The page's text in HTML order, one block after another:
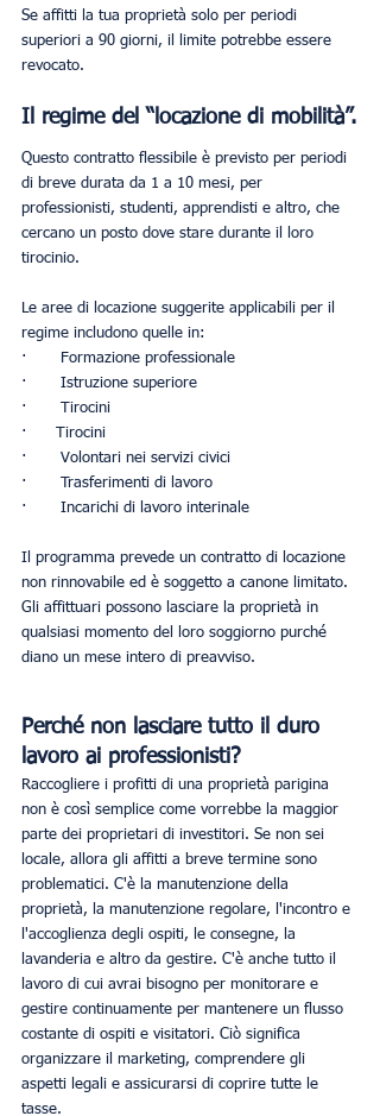
Se affitti la tua proprietà solo per periodi
superiori a 90 giorni, il limite potrebbe essere
revocato.
Il regime del “locazione di mobilità”.
Questo contratto flessibile è previsto per periodi
di breve durata da 1 a 10 mesi, per
professionisti, studenti, apprendisti e altro, che
cercano un posto dove stare durante il loro
tirocinio.
Le aree di locazione suggerite applicabili per il
regime includono quelle in:
·       Formazione professionale
·       Istruzione superiore
·       Tirocini
·      Tirocini
·       Volontari nei servizi civici
·       Trasferimenti di lavoro
·       Incarichi di lavoro interinale
Il programma prevede un contratto di locazione
non rinnovabile ed è soggetto a canone limitato.
Gli affittuari possono lasciare la proprietà in
qualsiasi momento del loro soggiorno purché
diano un mese intero di preavviso.
Perché non lasciare tutto il duro
lavoro ai professionisti?
Raccogliere i profitti di una proprietà parigina
non è così semplice come vorrebbe la maggior
parte dei proprietari di investitori. Se non sei
locale, allora gli affitti a breve termine sono
problematici. C'è la manutenzione della
proprietà, la manutenzione regolare, l'incontro e
l'accoglienza degli ospiti, le consegne, la
lavanderia e altro da gestire. C'è anche tutto il
lavoro di cui avrai bisogno per monitorare e
gestire continuamente per mantenere un flusso
costante di ospiti e visitatori. Ciò significa
organizzare il marketing, comprendere gli
aspetti legali e assicurarsi di coprire tutte le
tasse.